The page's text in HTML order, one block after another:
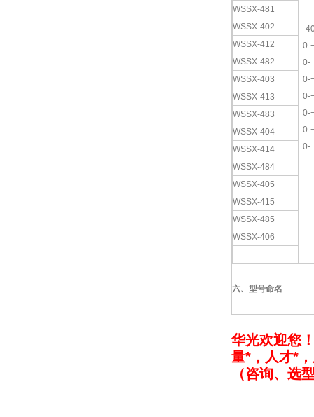
-
0-
0-
0-
0-
0-
0-
0-
WSSX-481
WSSX-402
WSSX-412
WSSX-482
WSSX-403
WSSX-413
WSSX-483
WSSX-404
WSSX-414
WSSX-484
WSSX-405
WSSX-415
WSSX-485
WSSX-406
六、型号命名
华光欢迎您
量*，人才*
（咨询、选